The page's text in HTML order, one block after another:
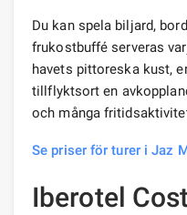
Du kan spela biljard,
frukostbuffé serveras
havets pittoreska kust,
tillflyktsort en
och många
Se priser för turer i Jaz
Iberotel